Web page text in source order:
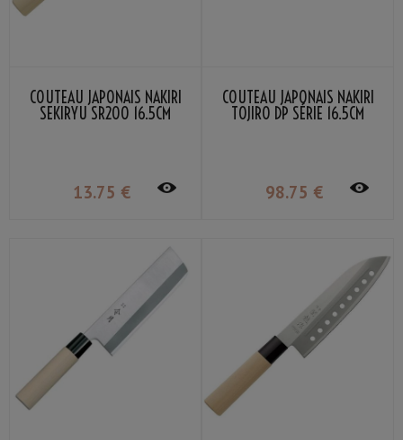
COUTEAU JAPONAIS NAKIRI
SEKIRYU SR200 16.5CM
13.75 €
COUTEAU JAPONAIS NAKIRI
TOJIRO DP SÉRIE 16.5CM
98.75 €